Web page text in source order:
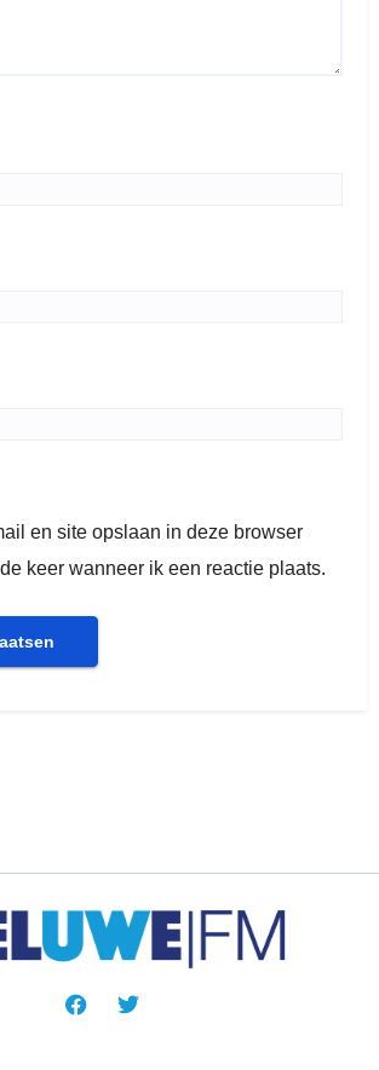
en site opslaan in deze browser
keer wanneer ik een reactie plaats.